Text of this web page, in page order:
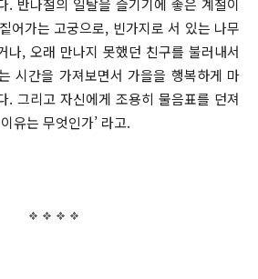
. 반나절의 일탈을 즐기기에 좋은 계절이
어가는 고궁으로, 빈가지로 서 있는 나무
나, 오래 만나지 못했던 친구를 불러내서
시간을 가져보면서 가을을 행복하게 마
. 그리고 자신에게 조용히 물음표를 던져
유는 무엇인가’ 라고.